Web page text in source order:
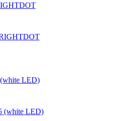
LED)